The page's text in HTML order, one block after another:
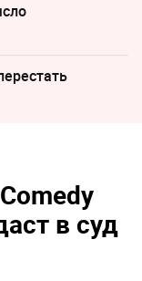
в суд